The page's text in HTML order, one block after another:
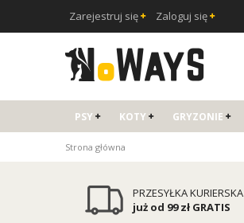
Zarejestruj się Zaloguj się
PSY KOTY GRYZONIE
Strona główna
PRZESYŁKA KURIERSKA
już od 99 zł GRATIS